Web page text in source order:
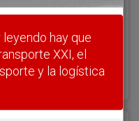
hay que
XXI, el
y la logística